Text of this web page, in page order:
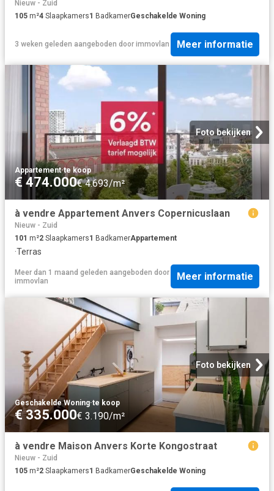
Nieuw - Zuid
105 m²4 Slaapkamers1 BadkamerGeschakelde Woning
3 weken geleden aangeboden door immovlan Meer informatie
Foto bekijken
Appartement·te koop
€ 474.000€ 4.693/m²
à vendre Appartement Anvers Copernicuslaan
Nieuw - Zuid
101 m²2 Slaapkamers1 BadkamerAppartement
·Terras
Meer dan 1 maand geleden aangeboden door
immovlan
Meer informatie
Foto bekijken
Geschakelde Woning·te koop
€ 335.000€ 3.190/m²
à vendre Maison Anvers Korte Kongostraat
Nieuw - Zuid
105 m²2 Slaapkamers1 BadkamerGeschakelde Woning